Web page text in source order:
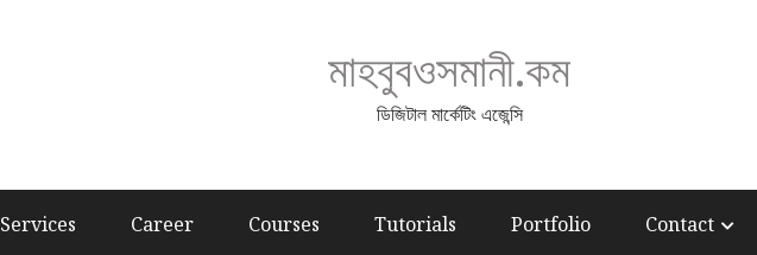
মাহবুবওসমানী.কম
ডিজিটাল মার্কেটিং এজেন্সি
Services Career Courses Tutorials Portfolio Contact